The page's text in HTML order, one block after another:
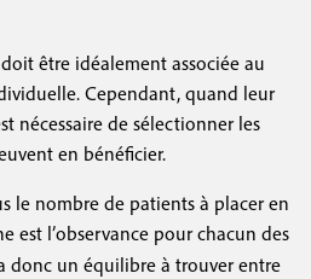
être idéalement associée au
Cependant, quand leur
nécessaire de sélectionner les
en bénéficier.
le nombre de patients à placer en
est l’observance pour chacun des
donc un équilibre à trouver entre